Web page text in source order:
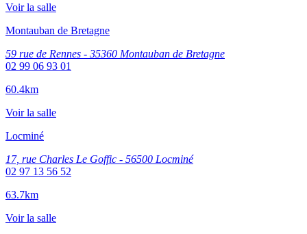
Voir la salle
Montauban de Bretagne
59 rue de Rennes - 35360 Montauban de Bretagne
02 99 06 93 01
60.4km
Voir la salle
Locminé
17, rue Charles Le Goffic - 56500 Locminé
02 97 13 56 52
63.7km
Voir la salle